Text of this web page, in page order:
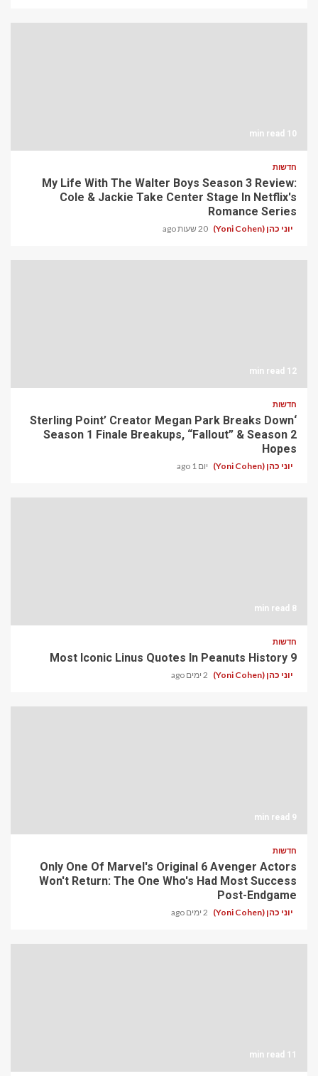
10 min read
חדשות
My Life With The Walter Boys Season 3 Review:
Cole & Jackie Take Center Stage In Netflix's
Romance Series
יוני כהן (Yoni Cohen) 20 שעות ago
12 min read
חדשות
‘Sterling Point’ Creator Megan Park Breaks Down
Season 1 Finale Breakups, “Fallout” & Season 2
Hopes
יוני כהן (Yoni Cohen) יום 1 ago
8 min read
חדשות
9 Most Iconic Linus Quotes In Peanuts History
יוני כהן (Yoni Cohen) 2 ימים ago
9 min read
חדשות
Only One Of Marvel's Original 6 Avenger Actors
Won't Return: The One Who's Had Most Success
Post-Endgame
יוני כהן (Yoni Cohen) 2 ימים ago
11 min read